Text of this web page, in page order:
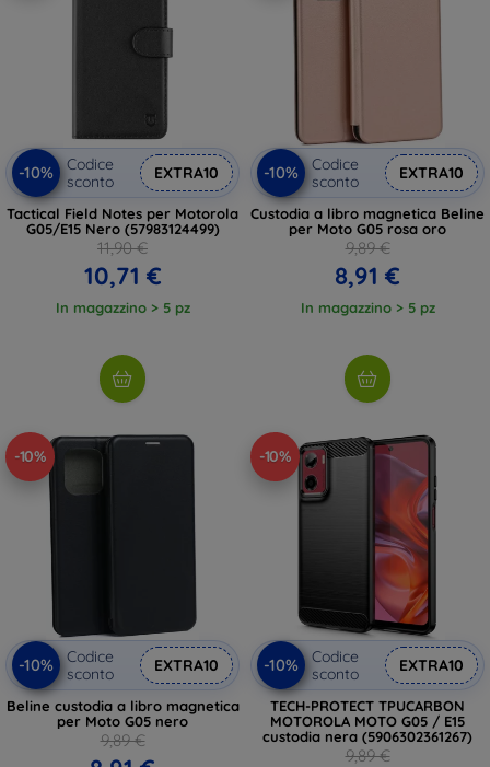
-10%
Codice
sconto
EXTRA10
Tactical Field Notes per Motorola
G05/E15 Nero (57983124499)
11,90 €
10,71 €
In magazzino > 5 pz
-10%
Codice
sconto
EXTRA10
Custodia a libro magnetica Beline
per Moto G05 rosa oro
9,89 €
8,91 €
In magazzino > 5 pz
-10%
-10%
Codice
sconto
EXTRA10
Beline custodia a libro magnetica
per Moto G05 nero
9,89 €
-10%
-10%
Codice
sconto
EXTRA10
TECH-PROTECT TPUCARBON
MOTOROLA MOTO G05 / E15
custodia nera (5906302361267)
9,89 €